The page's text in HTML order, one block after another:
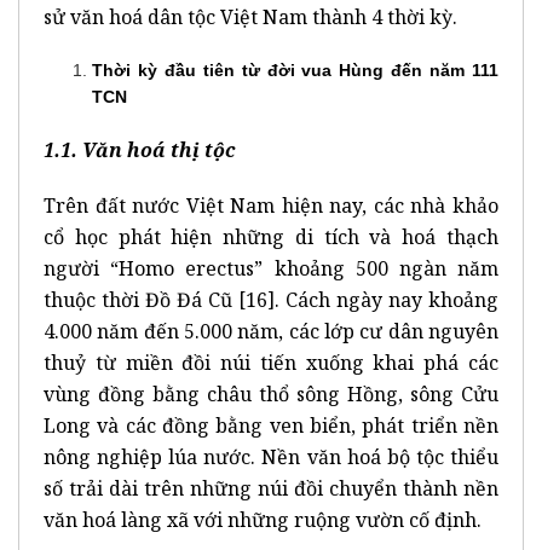
sử văn hoá dân tộc Việt Nam thành 4 thời kỳ.
Thời kỳ đầu tiên từ đời vua Hùng đến năm 111
TCN
1.1. Văn hoá thị tộc
Trên đất nước Việt Nam hiện nay, các nhà khảo
cổ học phát hiện những di tích và hoá thạch
người “Homo erectus” khoảng 500 ngàn năm
thuộc thời Đồ Đá Cũ [16]. Cách ngày nay khoảng
4.000 năm đến 5.000 năm, các lớp cư dân nguyên
thuỷ từ miền đồi núi tiến xuống khai phá các
vùng đồng bằng châu thổ sông Hồng, sông Cửu
Long và các đồng bằng ven biển, phát triển nền
nông nghiệp lúa nước. Nền văn hoá bộ tộc thiểu
số trải dài trên những núi đồi chuyển thành nền
văn hoá làng xã với những ruộng vườn cố định.